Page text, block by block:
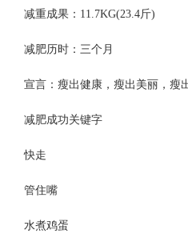
减重成果：11.7KG(23.4斤)
减肥历时：三个月
宣言：瘦出健康，瘦出美丽，瘦
减肥成功关键字
快走
管住嘴
水煮鸡蛋